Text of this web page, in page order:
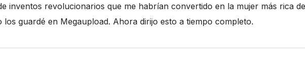
inventos revolucionarios que me habrían convertido en la mujer más rica
guardé en Megaupload. Ahora dirijo esto a tiempo completo.